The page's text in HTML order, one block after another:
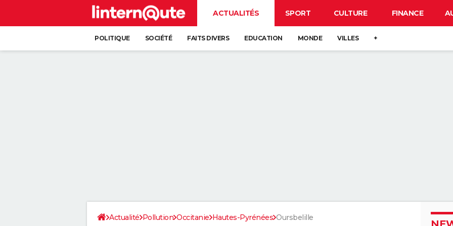
ACTUALITÉS SPORT CULTURE FINANCE
POLITIQUE SOCIÉTÉ FAITS DIVERS EDUCATION MONDE VILLES +
Actualité Pollution Occitanie Hautes-Pyrénées Oursbelille